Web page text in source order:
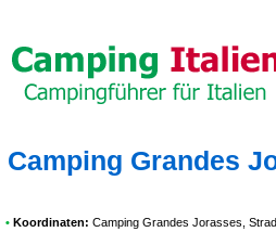
Camping Grandes
• Koordinaten: Camping Grandes Jorasses ,